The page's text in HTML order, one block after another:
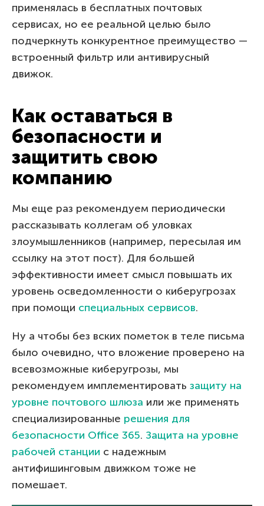
применялась в бесплатных почтовых
сервисах, но ее реальной целью было
подчеркнуть конкурентное преимущество —
встроенный фильтр или антивирусный
движок.
Как оставаться в
безопасности и
защитить свою
компанию
Мы еще раз рекомендуем периодически
рассказывать коллегам об уловках
злоумышленников (например, пересылая им
ссылку на этот пост). Для большей
эффективности имеет смысл повышать их
уровень осведомленности о киберугрозах
при помощи специальных сервисов.
Ну а чтобы без вcких пометок в теле письма
было очевидно, что вложение проверено на
всевозможные киберугрозы, мы
рекомендуем имплементировать защиту на
уровне почтового шлюза или же применять
специализированные решения для
безопасности Office 365. Защита на уровне
рабочей станции с надежным
антифишинговым движком тоже не
помешает.